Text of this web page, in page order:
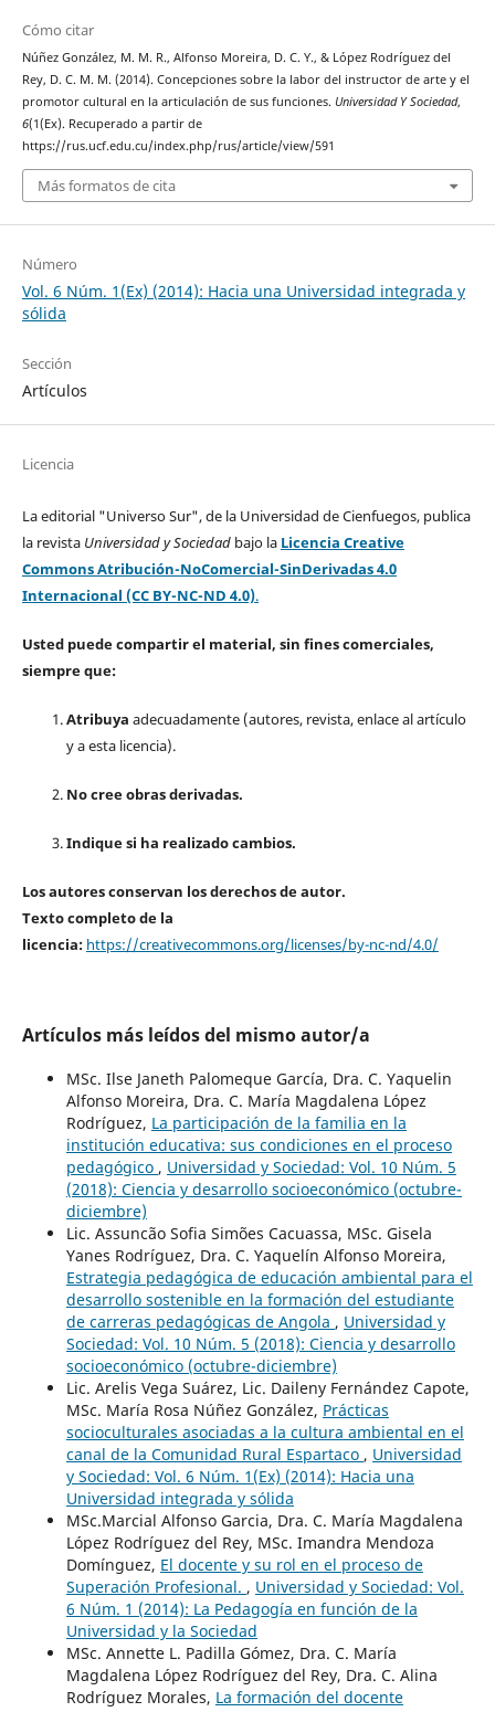
Cómo citar
Núñez González, M. M. R., Alfonso Moreira, D. C. Y., & López Rodríguez del
Rey, D. C. M. M. (2014). Concepciones sobre la labor del instructor de arte y el
promotor cultural en la articulación de sus funciones. Universidad Y Sociedad,
6(1(Ex). Recuperado a partir de
https://rus.ucf.edu.cu/index.php/rus/article/view/591
Más formatos de cita
Número
Vol. 6 Núm. 1(Ex) (2014): Hacia una Universidad integrada y
sólida
Sección
Artículos
Licencia
La editorial "Universo Sur", de la Universidad de Cienfuegos, publica
la revista Universidad y Sociedad bajo la Licencia Creative
Commons Atribución-NoComercial-SinDerivadas 4.0
Internacional (CC BY-NC-ND 4.0).
Usted puede compartir el material, sin fines comerciales,
siempre que:
Atribuya adecuadamente (autores, revista, enlace al artículo
y a esta licencia).
No cree obras derivadas.
Indique si ha realizado cambios.
Los autores conservan los derechos de autor.
Texto completo de la
licencia: https://creativecommons.org/licenses/by-nc-nd/4.0/
Artículos más leídos del mismo autor/a
MSc. Ilse Janeth Palomeque García, Dra. C. Yaquelin
Alfonso Moreira, Dra. C. María Magdalena López
Rodríguez, La participación de la familia en la
institución educativa: sus condiciones en el proceso
pedagógico , Universidad y Sociedad: Vol. 10 Núm. 5
(2018): Ciencia y desarrollo socioeconómico (octubre-
diciembre)
Lic. Assuncão Sofia Simões Cacuassa, MSc. Gisela
Yanes Rodríguez, Dra. C. Yaquelín Alfonso Moreira,
Estrategia pedagógica de educación ambiental para el
desarrollo sostenible en la formación del estudiante
de carreras pedagógicas de Angola , Universidad y
Sociedad: Vol. 10 Núm. 5 (2018): Ciencia y desarrollo
socioeconómico (octubre-diciembre)
Lic. Arelis Vega Suárez, Lic. Daileny Fernández Capote,
MSc. María Rosa Núñez González, Prácticas
socioculturales asociadas a la cultura ambiental en el
canal de la Comunidad Rural Espartaco , Universidad
y Sociedad: Vol. 6 Núm. 1(Ex) (2014): Hacia una
Universidad integrada y sólida
MSc.Marcial Alfonso Garcia, Dra. C. María Magdalena
López Rodríguez del Rey, MSc. Imandra Mendoza
Domínguez, El docente y su rol en el proceso de
Superación Profesional. , Universidad y Sociedad: Vol.
6 Núm. 1 (2014): La Pedagogía en función de la
Universidad y la Sociedad
MSc. Annette L. Padilla Gómez, Dra. C. María
Magdalena López Rodríguez del Rey, Dra. C. Alina
Rodríguez Morales, La formación del docente